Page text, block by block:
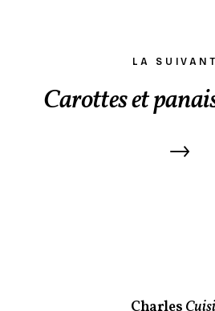
LA
Carottes et
→